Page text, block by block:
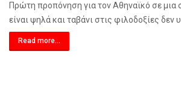
Πρώτη προπόνηση για τον Αθηναϊκό σε μια
είναι ψηλά και ταβάνι στις φιλοδοξίες δεν
Read more...